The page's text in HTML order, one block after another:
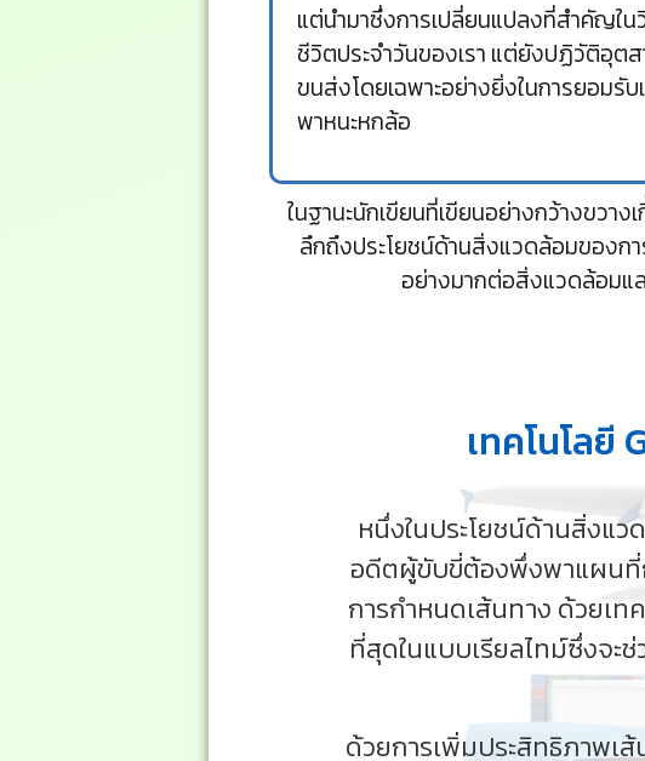
แต่นำมาซึ่งการเปลี่ยนแปลงที่สำคัญใน
ชีวิตประจำวันของเรา แต่ยังปฏิวัติอุต
ขนส่งโดยเฉพาะอย่างยิ่งในการยอมรับ
พาหนะหกล้อ
ในฐานะนักเขียนที่เขียนอย่างกว้างขวา
ลึกถึงประโยชน์ด้านสิ่งแวดล้อมของก
อย่างมากต่อสิ่งแวดล้อมแ
เทคโนโลยี
หนึ่งในประโยชน์ด้านสิ่งแว
อดีตผู้ขับขี่ต้องพึ่งพาแผนที่
การกำหนดเส้นทาง ด้วยเ
ที่สุดในแบบเรียลไทม์ซึ่งจะ
ด้วยการเพิ่มประสิทธิภาพเ